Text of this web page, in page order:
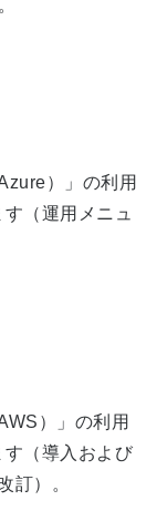
）」の利用
（運用メニュ
）」の利用
（導入および
訂）。